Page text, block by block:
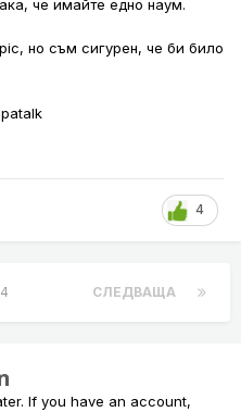
че имайте едно наум.
но съм сигурен, че би било
4
СЛЕДВАЩА
If you have an account,